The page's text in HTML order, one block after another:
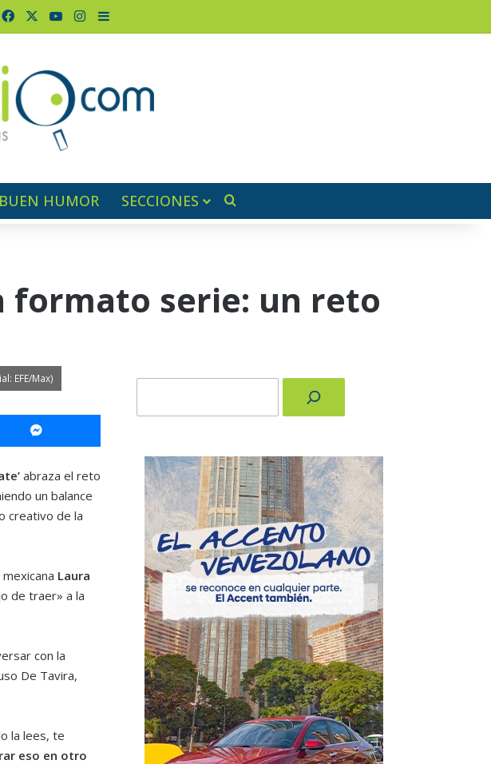
FacebookYouTubeInstagram
Barra lateral
BUEN HUMOR SECCIONES
formato serie: un reto
EFE/Max)
Messenger
abraza el reto
un balance
creativo de la
Laura
de traer» a la
con la
De Tavira,
la lees, te
eso en otro